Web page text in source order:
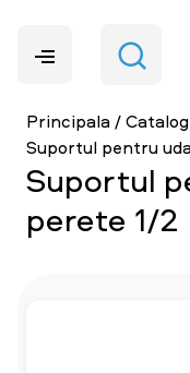
Principala/Catalog
Suportul pentru
Suportul
perete 1/2